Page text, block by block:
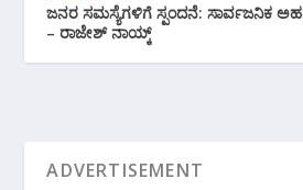
ಜನರ ಸಮಸ್ಯೆಗಳಿಗೆ ಸ್ಪಂದನೆ: ಸಾರ್ವಜನಿಕ
– ರಾಜೇಶ್ ನಾಯ್ಕ್